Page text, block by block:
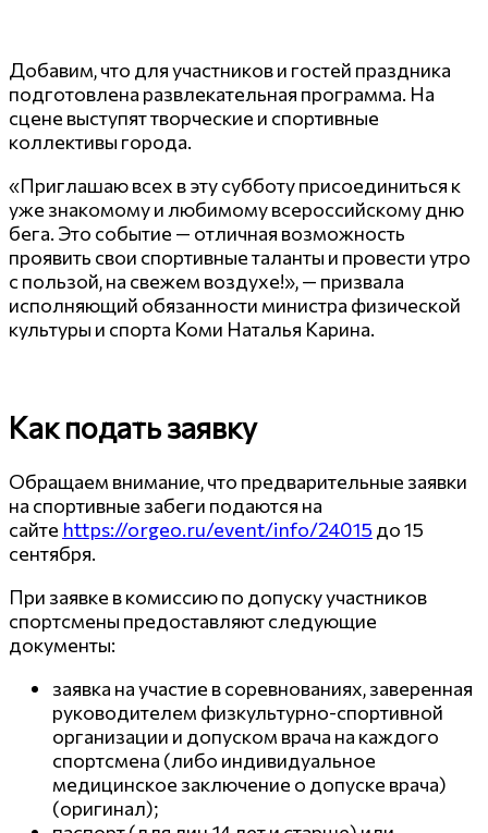
Добавим, что для участников и гостей праздника
подготовлена развлекательная программа. На
сцене выступят творческие и спортивные
коллективы города.
«Приглашаю всех в эту субботу присоединиться к
уже знакомому и любимому всероссийскому дню
бега. Это событие — отличная возможность
проявить свои спортивные таланты и провести утро
с пользой, на свежем воздухе!», — призвала
исполняющий обязанности министра физической
культуры и спорта Коми Наталья Карина.
Как подать заявку
Обращаем внимание, что предварительные заявки
на спортивные забеги подаются на
сайте https://orgeo.ru/event/info/24015 до 15
сентября.
При заявке в комиссию по допуску участников
спортсмены предоставляют следующие
документы:
заявка на участие в соревнованиях, заверенная
руководителем физкультурно-спортивной
организации и допуском врача на каждого
спортсмена (либо индивидуальное
медицинское заключение о допуске врача)
(оригинал);